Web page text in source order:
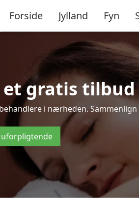
Forside Jylland Fyn
gratis tilbud
i nærheden.
uforpligtende